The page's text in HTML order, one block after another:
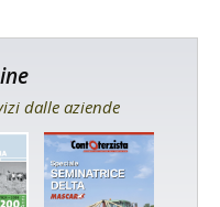
dalle aziende